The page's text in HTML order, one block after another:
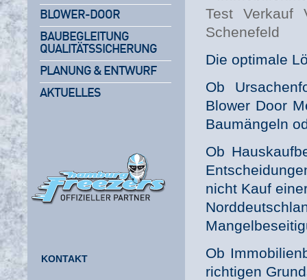
Die optimale
Ob
Blower Door
Baumängeln
Ob
nicht Kauf
Ob
richtigen
BLOWER-DOOR
BAUBEGLEITUNG
QUALITÄTSSICHERUNG
PLANUNG & ENTWURF
AKTUELLES
KONTAKT